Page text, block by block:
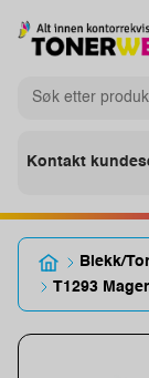
Kontakt
Blekk/
T1293